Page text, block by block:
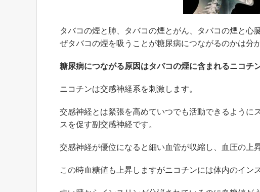
タバコの煙と肺、タバコの煙とがん、タバコの煙と
ぜタバコの煙を吸うことが糖尿病につながるのかは分
糖尿病につながる原因はタバコの煙に含まれるニコチン
ニコチンは交感神経系を刺激します。
交感神経とは緊張を高めていつでも活動できるように
スを促す副交感神経です。
交感神経が優位になると細い血管が収縮し、血圧の上
この時血糖値も上昇しますがニコチンには体内のイン